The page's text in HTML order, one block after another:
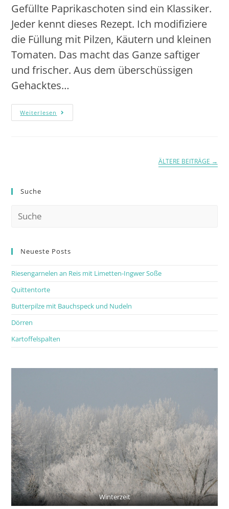
Gefüllte Paprikaschoten sind ein Klassiker.
Jeder kennt dieses Rezept. Ich modifiziere
die Füllung mit Pilzen, Käutern und kleinen
Tomaten. Das macht das Ganze saftiger
und frischer. Aus dem überschüssigen
Gehacktes…
Weiterlesen
ÄLTERE BEITRÄGE →
Suche
Neueste Posts
Riesengarnelen an Reis mit Limetten-Ingwer Soße
Quittentorte
Butterpilze mit Bauchspeck und Nudeln
Dörren
Kartoffelspalten
Winterzeit